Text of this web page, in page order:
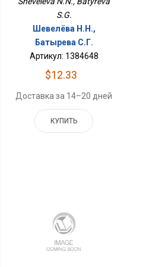
S.G.
Шевелёва Н.Н.,
Батырева С.Г.
Артикул: 1384648
$12.33
Доставка за 14–20 дней
КУПИТЬ